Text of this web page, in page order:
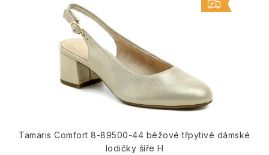
Tamaris Comfort 8-89500-44 béžové třpytivé dámské
lodičky šíře H